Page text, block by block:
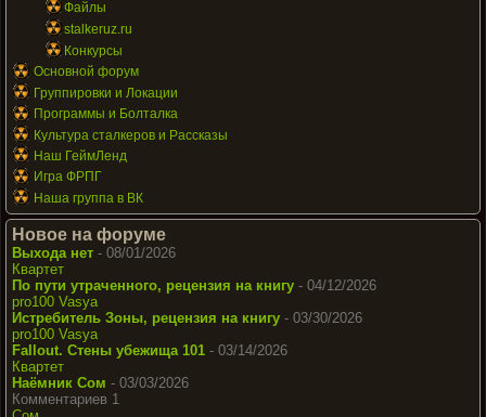
Файлы
stalkeruz.ru
Конкурсы
Основной форум
Группировки и Локации
Программы и Болталка
Культура сталкеров и Рассказы
Наш ГеймЛенд
Игра ФРПГ
Наша группа в ВК
Новое на форуме
Выхода нет - 08/01/2026
Квартет
По пути утраченного, рецензия на книгу - 04/12/2026
pro100 Vasya
Истребитель Зоны, рецензия на книгу - 03/30/2026
pro100 Vasya
Fallout. Стены убежища 101 - 03/14/2026
Квартет
Наёмник Сом - 03/03/2026
Комментариев 1